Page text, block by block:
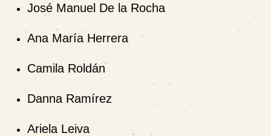
José Manuel De la Rocha
Ana María Herrera
Camila Roldán
Danna Ramírez
Ariela Leiva